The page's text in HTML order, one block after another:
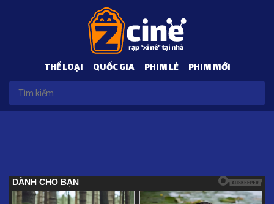
THỂ LOẠI QUỐC GIA PHIM LẺ PHIM MỚI